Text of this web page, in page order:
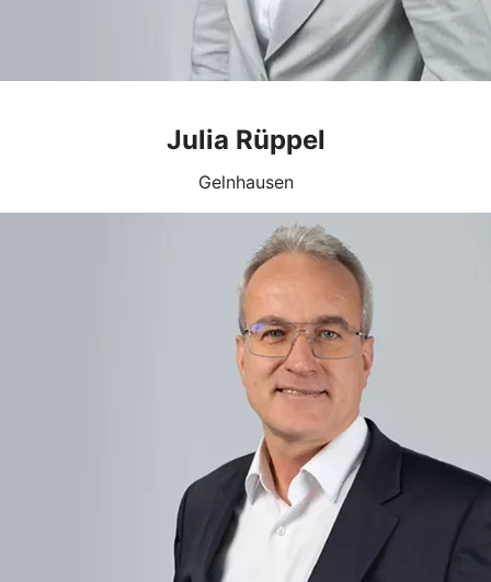
Julia Rüppel
Gelnhausen